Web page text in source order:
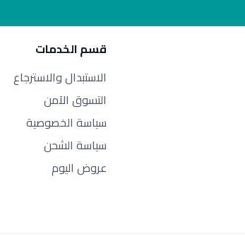
قسم الخدمات
الاستبدال والاسترجاع
التسوق الآمن
سياسة الخصوصية
سياسة الشحن
عروض اليوم